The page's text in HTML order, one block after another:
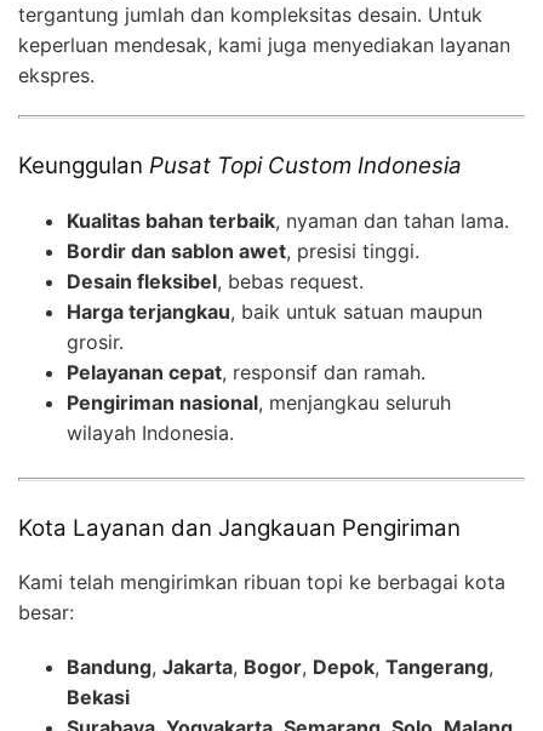
tergantung jumlah dan kompleksitas desain. Untuk
keperluan mendesak, kami juga menyediakan layanan
ekspres.
Keunggulan Pusat Topi Custom Indonesia
Kualitas bahan terbaik, nyaman dan tahan lama.
Bordir dan sablon awet, presisi tinggi.
Desain fleksibel, bebas request.
Harga terjangkau, baik untuk satuan maupun
grosir.
Pelayanan cepat, responsif dan ramah.
Pengiriman nasional, menjangkau seluruh
wilayah Indonesia.
Kota Layanan dan Jangkauan Pengiriman
Kami telah mengirimkan ribuan topi ke berbagai kota
besar:
Bandung, Jakarta, Bogor, Depok, Tangerang,
Bekasi